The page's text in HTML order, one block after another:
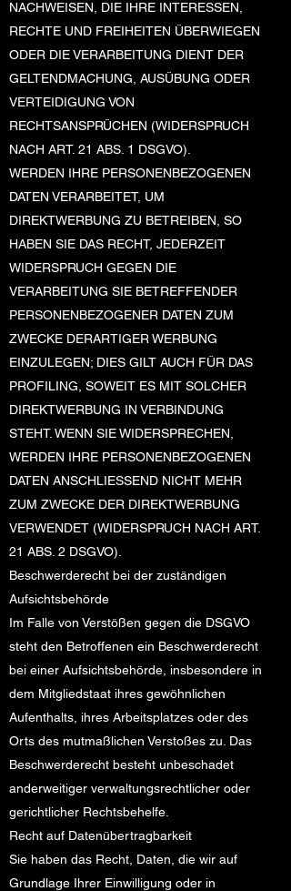
NACHWEISEN, DIE IHRE INTERESSEN,
RECHTE UND FREIHEITEN ÜBERWIEGEN
ODER DIE VERARBEITUNG DIENT DER
GELTENDMACHUNG, AUSÜBUNG ODER
VERTEIDIGUNG VON
RECHTSANSPRÜCHEN (WIDERSPRUCH
NACH ART. 21 ABS. 1 DSGVO).
WERDEN IHRE PERSONENBEZOGENEN
DATEN VERARBEITET, UM
DIREKTWERBUNG ZU BETREIBEN, SO
HABEN SIE DAS RECHT, JEDERZEIT
WIDERSPRUCH GEGEN DIE
VERARBEITUNG SIE BETREFFENDER
PERSONENBEZOGENER DATEN ZUM
ZWECKE DERARTIGER WERBUNG
EINZULEGEN; DIES GILT AUCH FÜR DAS
PROFILING, SOWEIT ES MIT SOLCHER
DIREKTWERBUNG IN VERBINDUNG
STEHT. WENN SIE WIDERSPRECHEN,
WERDEN IHRE PERSONENBEZOGENEN
DATEN ANSCHLIESSEND NICHT MEHR
ZUM ZWECKE DER DIREKTWERBUNG
VERWENDET (WIDERSPRUCH NACH ART.
21 ABS. 2 DSGVO).
Beschwerde­recht bei der zuständigen
Aufsichts­behörde
Im Falle von Verstößen gegen die DSGVO
steht den Betroffenen ein Beschwerderecht
bei einer Aufsichtsbehörde, insbesondere in
dem Mitgliedstaat ihres gewöhnlichen
Aufenthalts, ihres Arbeitsplatzes oder des
Orts des mutmaßlichen Verstoßes zu. Das
Beschwerderecht besteht unbeschadet
anderweitiger verwaltungsrechtlicher oder
gerichtlicher Rechtsbehelfe.
Recht auf Daten­übertrag­barkeit
Sie haben das Recht, Daten, die wir auf
Grundlage Ihrer Einwilligung oder in